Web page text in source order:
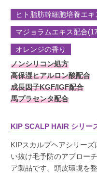
非公開
投稿日
2024/05/13
薄毛とツヤのなさに
夜使い続け、しっか
た。指通りも良いで
めぐみ 購入者
非公開
投稿日
2023/07/09
ヒト脂肪幹細胞培養エキ
マジョラムエキス配合
オレンジの香り
ノンシリコン処方
高保湿ヒアルロン酸配合
成長因子KGF/IGF配合
馬プラセンタ配合
KIP SCALP HAIR シリー
KIPスカルプヘアシリー
い抜け毛予防のアプロー
ア製品です。頭皮環境を